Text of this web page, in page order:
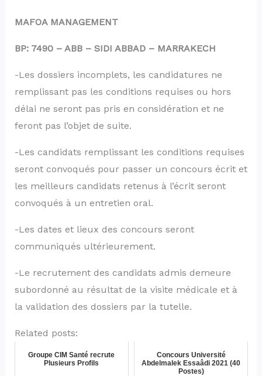
MAFOA MANAGEMENT
BP: 7490 – ABB – SIDI ABBAD – MARRAKECH
-Les dossiers incomplets, les candidatures ne
remplissant pas les conditions requises ou hors
délai ne seront pas pris en considération et ne
feront pas l’objet de suite.
-Les candidats remplissant les conditions requises
seront convoqués pour passer un concours écrit et
les meilleurs candidats retenus à l’écrit seront
convoqués à un entretien oral.
-Les dates et lieux des concours seront
communiqués ultérieurement.
-Le recrutement des candidats admis demeure
subordonné au résultat de la visite médicale et à
la validation des dossiers par la tutelle.
Related posts:
Groupe CIM Santé recrute
Plusieurs Profils
Concours Université
Abdelmalek Essaâdi 2021 (40
Postes)